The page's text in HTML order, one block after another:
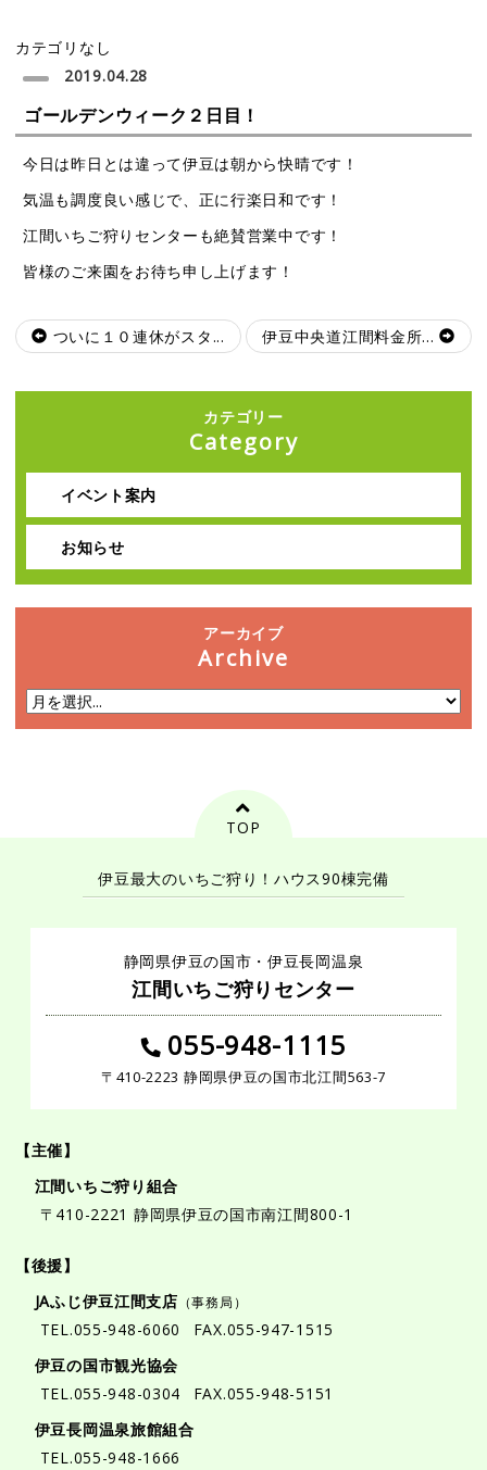
カテゴリなし
2019.04.28
ゴールデンウィーク２日目！
今日は昨日とは違って伊豆は朝から快晴です！
気温も調度良い感じで、正に行楽日和です！
江間いちご狩りセンターも絶賛営業中です！
皆様のご来園をお待ち申し上げます！
ついに１０連休がスタ... 伊豆中央道江間料金所...
カテゴリー
Category
イベント案内
お知らせ
アーカイブ
Archive
TOP
伊豆最大のいちご狩り！ハウス90棟完備
静岡県伊豆の国市・伊豆長岡温泉
江間いちご狩りセンター
055-948-1115
〒410-2223 静岡県伊豆の国市北江間563-7
【主催】
江間いちご狩り組合
〒410-2221 静岡県伊豆の国市南江間800-1
【後援】
JAふじ伊豆江間支店 （事務局）
TEL.055-948-6060
FAX.055-947-1515
伊豆の国市観光協会
TEL.055-948-0304
FAX.055-948-5151
伊豆長岡温泉旅館組合
TEL.055-948-1666